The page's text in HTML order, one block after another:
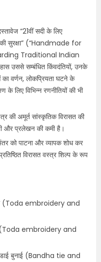
“21वीं सदी के लिए
की सुरक्षा” (“Handmade for
Traditional Indian
उससे सम्बंधित किंवदंतियों, उनके
वर्णन, लोकप्रियता घटने के
लिए विभिन्न रणनीतियों की भी
की अमूर्त सांस्कृतिक विरासत की
और प्रलेखन की कमी है।
को पाटना और व्यापक शोध कर
विरासत वस्त्र शिल्प के रूप
(Toda embroidery and
(Toda embroidery and
बुनाई (Bandha tie and